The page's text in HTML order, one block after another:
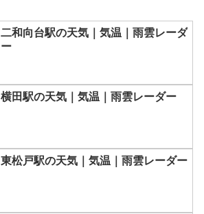
二和向台駅の天気｜気温｜雨雲レーダ
ー
横田駅の天気｜気温｜雨雲レーダー
東松戸駅の天気｜気温｜雨雲レーダー